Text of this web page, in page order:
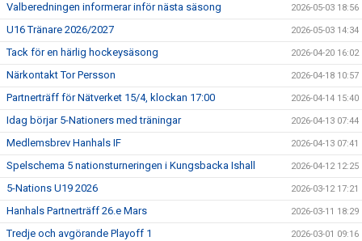
Valberedningen informerar inför nästa säsong 2026-05-03 18:56
U16 Tränare 2026/2027 2026-05-03 14:34
Tack för en härlig hockeysäsong 2026-04-20 16:02
Närkontakt Tor Persson 2026-04-18 10:57
Partnerträff för Nätverket 15/4, klockan 17:00 2026-04-14 15:40
Idag börjar 5-Nationers med träningar 2026-04-13 07:44
Medlemsbrev Hanhals IF 2026-04-13 07:41
Spelschema 5 nationsturneringen i Kungsbacka Ishall 2026-04-12 12:25
5-Nations U19 2026 2026-03-12 17:21
Hanhals Partnerträff 26.e Mars 2026-03-11 18:29
Tredje och avgörande Playoff 1 2026-03-01 09:16